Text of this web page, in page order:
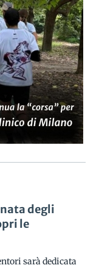
degli
le
sarà dedicata